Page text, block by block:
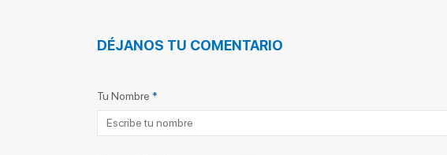
DÉJANOS TU COMENTARIO
Tu Nombre *